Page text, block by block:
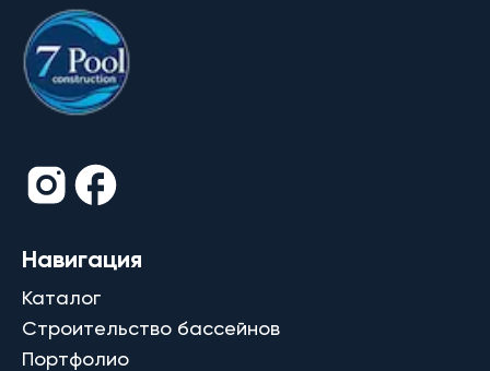
Навигация
Каталог
Строительство бассейнов
Портфолио